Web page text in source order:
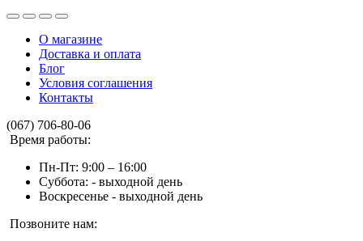
О магазине
Доставка и оплата
Блог
Условия соглашения
Контакты
(067) 706-80-06
Время работы:
Пн-Пт: 9:00 – 16:00
Суббота: - выходной день
Воскресенье - выходной день
Позвоните нам: